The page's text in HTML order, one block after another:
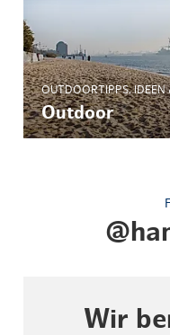
OUTDOORTIPPS, IDEEN
Outdoor
Wir